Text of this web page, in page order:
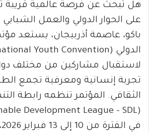
هل تبحث عن فرصة عالمية قريبة
على الحوار الدولي والعمل
باكو، عاصمة أذربيجان، يستعد
لاستقبال مشاركين من مختلف
تجربة إنسانية ومعرفية تجمع
الثقافي. المؤتمر تنظمه رابطة